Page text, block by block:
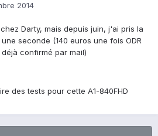
2014
Darty, mais depuis juin, j'ai pris la
seconde (140 euros une fois ODR
confirmé par mail)
des tests pour cette A1-840FHD